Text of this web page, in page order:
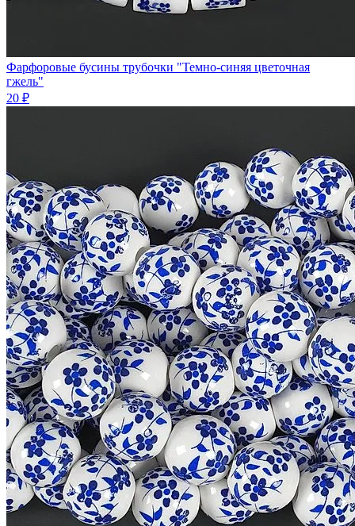
Фарфоровые бусины трубочки "Темно-синяя цветочная
гжель"
20 ₽